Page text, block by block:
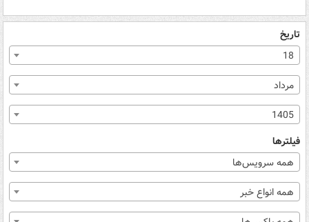
تاریخ
18
مرداد
1405
فیلترها
همه سرویس‌ها
همه انواع خبر